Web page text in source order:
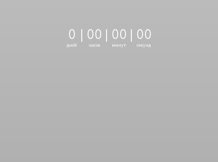
0
дней
00
часов
00
минут
00
секунд